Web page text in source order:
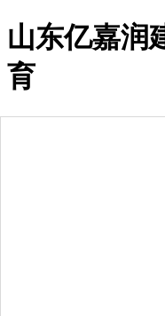
山东亿嘉润
育